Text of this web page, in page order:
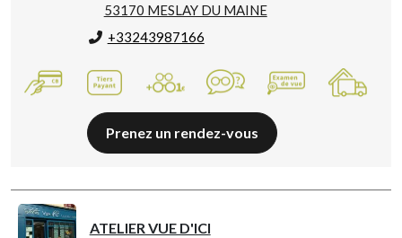
53170 MESLAY DU MAINE
+33243987166
Prenez un rendez-vous
ATELIER VUE D'ICI